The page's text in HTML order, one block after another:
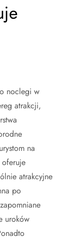
noclegi w
atrakcji,
na
atrakcyjne
po
uroków